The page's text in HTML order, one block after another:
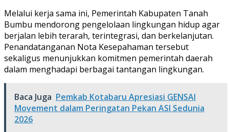
Melalui kerja sama ini, Pemerintah Kabupaten Tanah
Bumbu mendorong pengelolaan lingkungan hidup agar
berjalan lebih terarah, terintegrasi, dan berkelanjutan.
Penandatanganan Nota Kesepahaman tersebut
sekaligus menunjukkan komitmen pemerintah daerah
dalam menghadapi berbagai tantangan lingkungan.
Baca Juga Pemkab Kotabaru Apresiasi GENSAI
Movement dalam Peringatan Pekan ASI Sedunia
2026